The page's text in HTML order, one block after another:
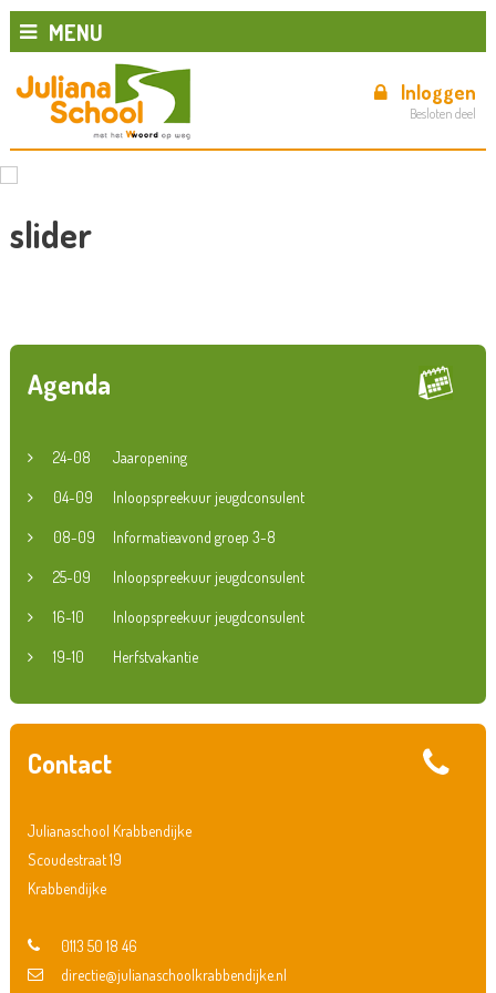
MENU
Inloggen
Besloten deel
slider
Agenda
24-08 Jaaropening
04-09 Inloopspreekuur jeugdconsulent
08-09 Informatieavond groep 3-8
25-09 Inloopspreekuur jeugdconsulent
16-10 Inloopspreekuur jeugdconsulent
19-10 Herfstvakantie
Contact
Julianaschool Krabbendijke
Scoudestraat 19
Krabbendijke
0113 50 18 46
directie@julianaschoolkrabbendijke.nl